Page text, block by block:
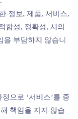
정보, 제품, 서비스,
합성, 정확성, 시의
부담하지 않습니
으로 ‘서비스’를 중
책임을 지지 않습